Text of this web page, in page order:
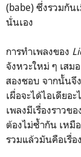
(babe) ซึ่งรวมกัน
นั่นเอง
การทำเพลงของ
จังหวะใหม่ ๆ เสม
สองชอบ จากนั้นจึ
เผื่อจะได้ไอเดียอ
เพลงมีเรื่องราวข
ต้องไม่ซ้ำกัน เหมื
รวมแล้วมันคือเรื่อ